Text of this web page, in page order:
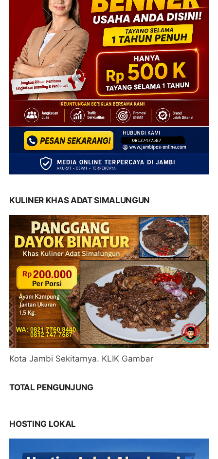
KULINER KHAS ADAT SIMALUNGUN
Kota Jambi Sekitarnya. KLIK Gambar
TOTAL PENGUNJUNG
HOSTING LOKAL